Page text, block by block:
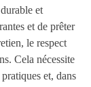
et
et de prêter
le respect
Cela nécessite
et, dans